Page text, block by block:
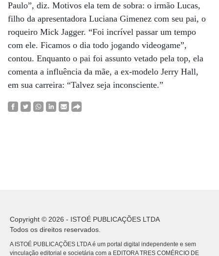
Paulo”, diz. Motivos ela tem de sobra: o irmão Lucas,
filho da apresentadora Luciana Gimenez com seu pai, o
roqueiro Mick Jagger. “Foi incrível passar um tempo
com ele. Ficamos o dia todo jogando videogame”,
contou. Enquanto o pai foi assunto vetado pela top, ela
comenta a influência da mãe, a ex-modelo Jerry Hall,
em sua carreira: “Talvez seja inconsciente.”
Copyright © 2026 - ISTOÉ PUBLICAÇÕES LTDA
Todos os direitos reservados.
A ISTOÉ PUBLICAÇÕES LTDA é um portal digital independente e sem
vinculação editorial e societária com a EDITORA TRES COMÉRCIO DE